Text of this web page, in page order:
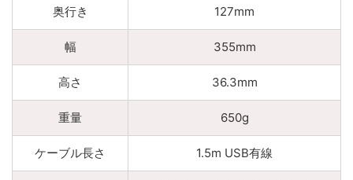
奥行き 127mm
幅 355mm
高さ 36.3mm
重量 650g
ケーブル長さ 1.5m USB有線